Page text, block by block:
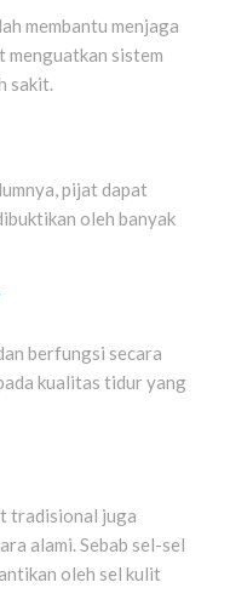
membantu menjaga
menguatkan sistem
sakit.
pijat dapat
oleh banyak
berfungsi secara
kualitas tidur yang
tradisional juga
alami. Sebab sel-sel
oleh sel kulit